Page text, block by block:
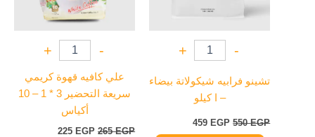
-
+
تشينو فرابيه شيكولاتة بيضاء
– ا كيلو
550EGP
459 EGP
-
+
علي كافيه قهوة كريمي
سريعة التحضير 3 * 1 – 10
أكياس
265EGP
225 EGP